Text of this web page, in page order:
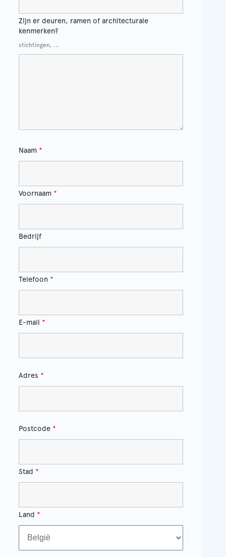
Zijn er deuren, ramen of architecturale
kenmerken?
stichtingen, ...
Naam *
Voornaam *
Bedrijf
Telefoon *
E-mail *
Adres *
Postcode *
Stad *
Land *